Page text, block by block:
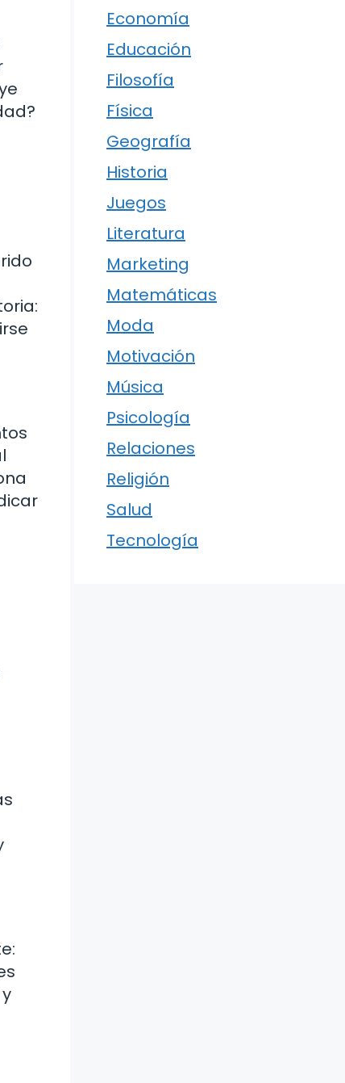
Economía
Educación
Filosofía
Física
Geografía
Historia
Juegos
Literatura
Marketing
Matemáticas
Moda
Motivación
Música
Psicología
Relaciones
Religión
Salud
Tecnología